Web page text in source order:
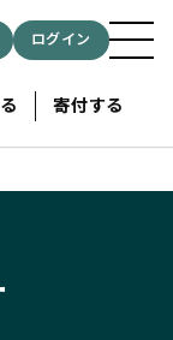
ログイン
寄付する